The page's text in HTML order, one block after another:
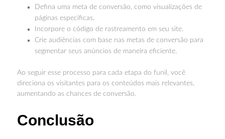
Defina uma meta de conversão, como visualizações de
páginas específicas.
Incorpore o código de rastreamento em seu site.
Crie audiências com base nas metas de conversão para
segmentar seus anúncios de maneira eficiente.
Ao seguir esse processo para cada etapa do funil, você
direciona os visitantes para os conteúdos mais relevantes,
aumentando as chances de conversão.
Conclusão